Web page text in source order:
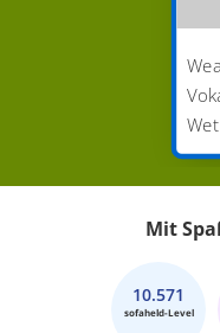
Mit
10.571
sofaheld-Level